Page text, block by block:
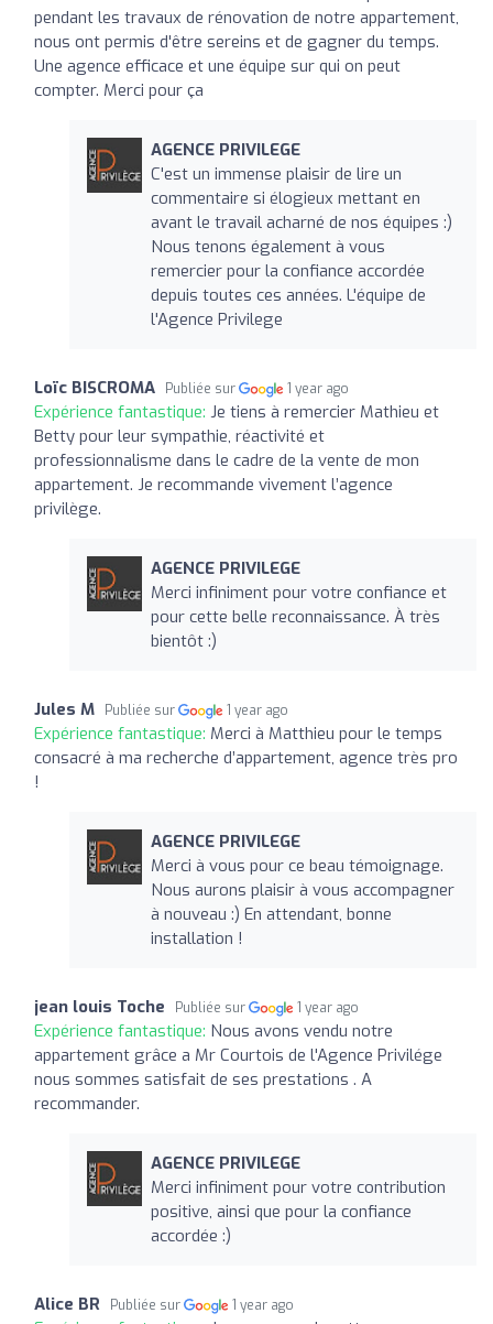
pendant les travaux de rénovation de notre appartement,
nous ont permis d'être sereins et de gagner du temps.
Une agence efficace et une équipe sur qui on peut
compter. Merci pour ça
AGENCE PRIVILEGE
C'est un immense plaisir de lire un
commentaire si élogieux mettant en
avant le travail acharné de nos équipes :)
Nous tenons également à vous
remercier pour la confiance accordée
depuis toutes ces années. L'équipe de
l'Agence Privilege
Loïc BISCROMA Publiée sur 1 year ago
Expérience fantastique: Je tiens à remercier Mathieu et
Betty pour leur sympathie, réactivité et
professionnalisme dans le cadre de la vente de mon
appartement. Je recommande vivement l’agence
privilège.
AGENCE PRIVILEGE
Merci infiniment pour votre confiance et
pour cette belle reconnaissance. À très
bientôt :)
Jules M Publiée sur 1 year ago
Expérience fantastique: Merci à Matthieu pour le temps
consacré à ma recherche d’appartement, agence très pro
!
AGENCE PRIVILEGE
Merci à vous pour ce beau témoignage.
Nous aurons plaisir à vous accompagner
à nouveau :) En attendant, bonne
installation !
jean louis Toche Publiée sur 1 year ago
Expérience fantastique: Nous avons vendu notre
appartement grâce a Mr Courtois de l'Agence Privilége
nous sommes satisfait de ses prestations . A
recommander.
AGENCE PRIVILEGE
Merci infiniment pour votre contribution
positive, ainsi que pour la confiance
accordée :)
Alice BR Publiée sur 1 year ago